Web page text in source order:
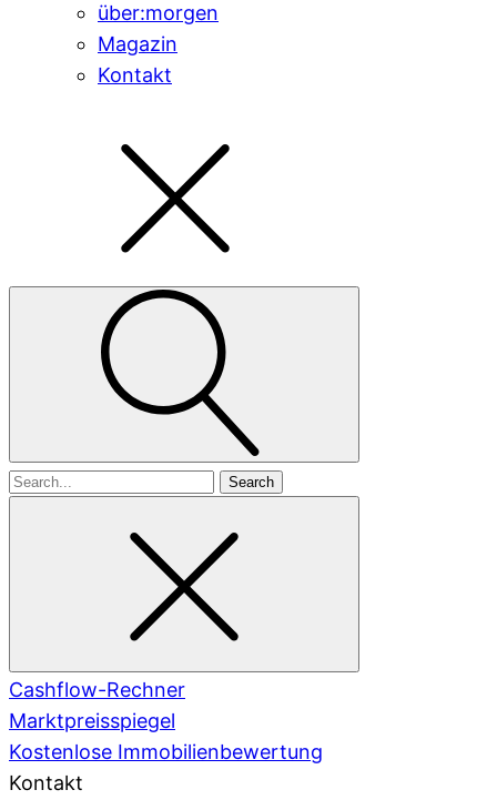
über:morgen
Magazin
Kontakt
Search
Cashflow-Rechner
Marktpreisspiegel
Kostenlose Immobilienbewertung
Kontakt